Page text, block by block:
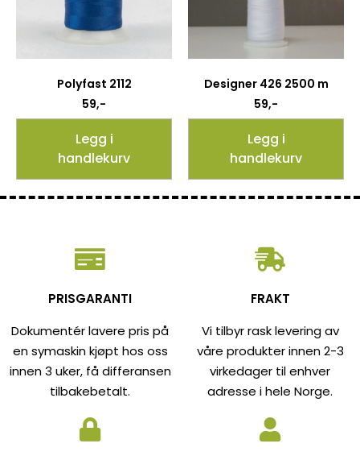
Polyfast 2112
59,-
Legg i
handlekurv
Designer 426 2500 m
59,-
Legg i
handlekurv
PRISGARANTI
Dokumentér lavere pris på
en symaskin kjøpt hos oss
innen 3 uker, få differansen
tilbakebetalt.
FRAKT
Vi tilbyr rask levering av
våre produkter innen 2-3
virkedager til enhver
adresse i hele Norge.